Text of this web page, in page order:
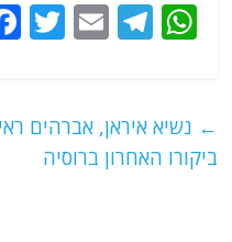
W
s
A
T
g
ra
E
l
T
← נשיא איראן, אברהים
ביקורו האחרון ברוסיה